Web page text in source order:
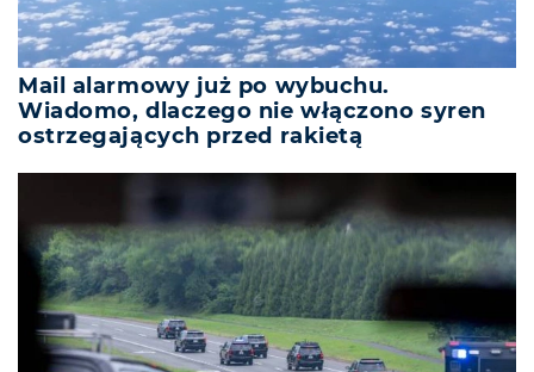
Mail alarmowy już po wybuchu.
Wiadomo, dlaczego nie włączono syren
ostrzegających przed rakietą